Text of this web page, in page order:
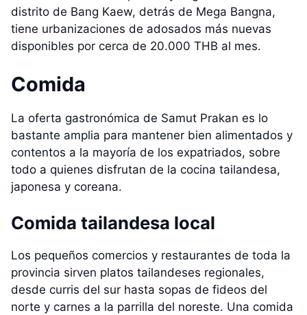
distrito de Bang Kaew, detrás de Mega Bangna,
tiene urbanizaciones de adosados más nuevas
disponibles por cerca de 20.000 THB al mes.
Comida
La oferta gastronómica de Samut Prakan es lo
bastante amplia para mantener bien alimentados y
contentos a la mayoría de los expatriados, sobre
todo a quienes disfrutan de la cocina tailandesa,
japonesa y coreana.
Comida tailandesa local
Los pequeños comercios y restaurantes de toda la
provincia sirven platos tailandeses regionales,
desde curris del sur hasta sopas de fideos del
norte y carnes a la parrilla del noreste. Una comida